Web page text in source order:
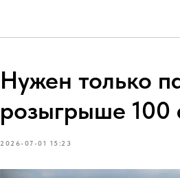
Нужен только
розыгрыше 100
2026-07-01 15:23